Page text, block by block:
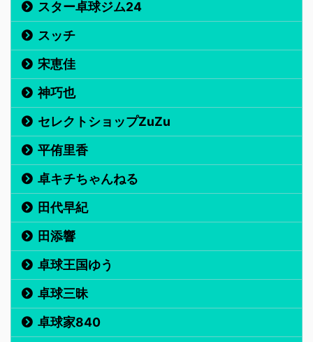
スター卓球ジム24
スッチ
宋恵佳
神巧也
セレクトショップZuZu
平侑里香
卓キチちゃんねる
田代早紀
田添響
卓球王国ゆう
卓球三昧
卓球家840